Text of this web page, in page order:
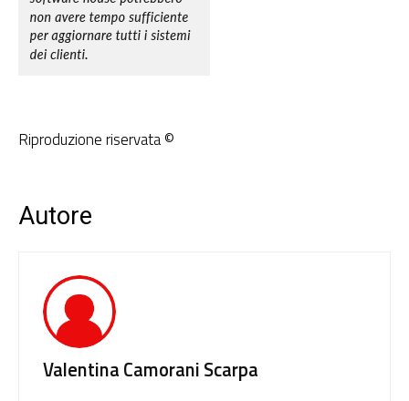
Riproduzione riservata ©
Autore
Valentina Camorani Scarpa